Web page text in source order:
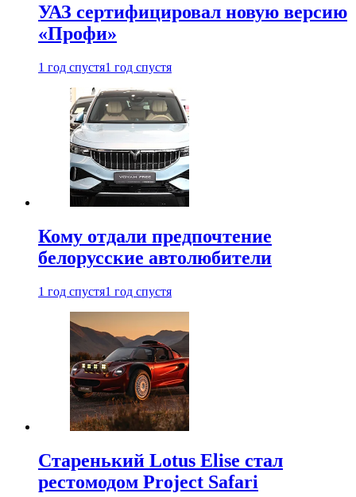
УАЗ сертифицировал новую версию
«Профи»
1 год спустя1 год спустя
Кому отдали предпочтение
белорусские автолюбители
1 год спустя1 год спустя
Старенький Lotus Elise стал
рестомодом Project Safari